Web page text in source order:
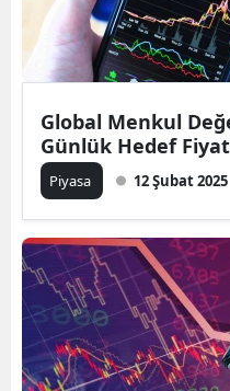
Global Menkul
Günlük Hedef
Piyasa 12 Şubat 2025